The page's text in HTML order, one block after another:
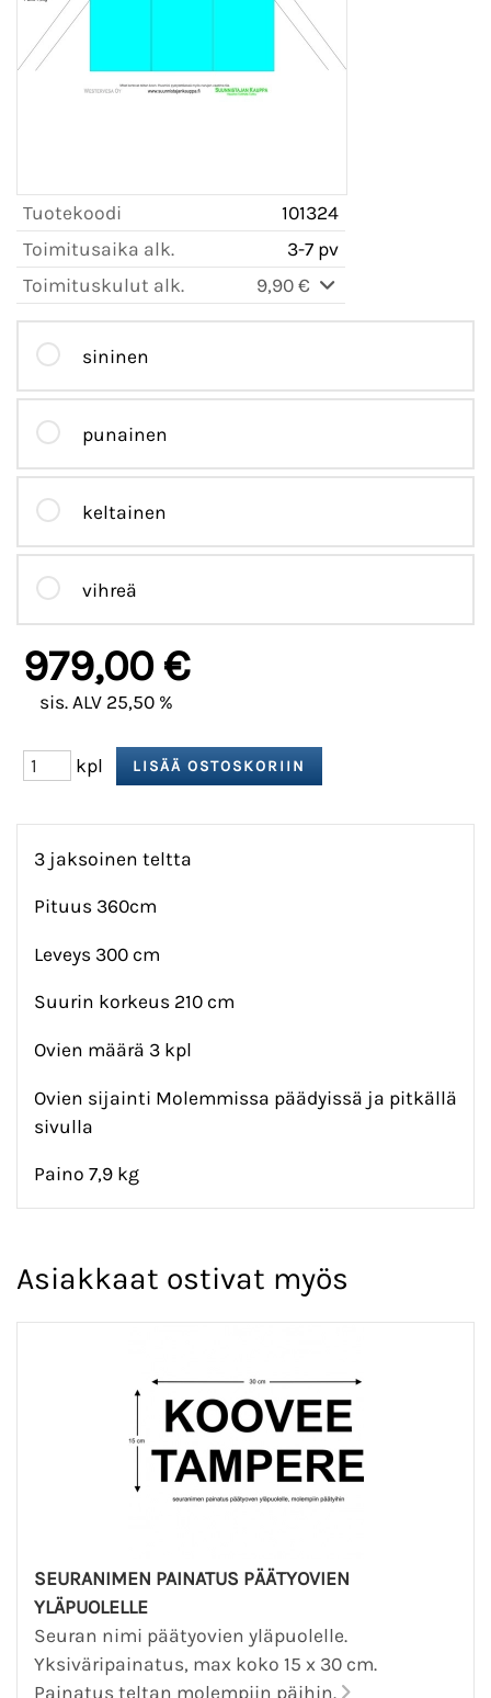
Tuotekoodi
101324
Toimitusaika alk.
3-7 pv
Toimituskulut alk.
9,90 €
sininen
punainen
keltainen
vihreä
979,00 €
sis. ALV 25,50 %
kpl
3 jaksoinen teltta
Pituus 360cm
Leveys 300 cm
Suurin korkeus 210 cm
Ovien määrä 3 kpl
Ovien sijainti Molemmissa päädyissä ja pitkällä
sivulla
Paino 7,9 kg
Asiakkaat ostivat myös
SEURANIMEN PAINATUS PÄÄTYOVIEN
YLÄPUOLELLE
Seuran nimi päätyovien yläpuolelle.
Yksiväripainatus, max koko 15 x 30 cm.
Painatus teltan molempiin päihin.